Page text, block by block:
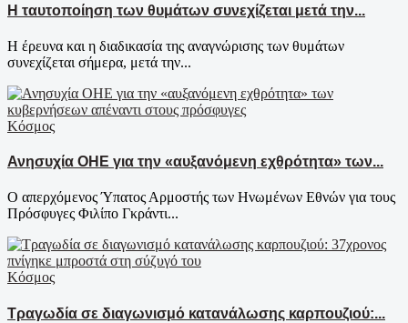
Η ταυτοποίηση των θυμάτων συνεχίζεται μετά την...
Η έρευνα και η διαδικασία της αναγνώρισης των θυμάτων
συνεχίζεται σήμερα, μετά την...
Κόσμος
Ανησυχία ΟΗΕ για την «αυξανόμενη εχθρότητα» των...
Ο απερχόμενος Ύπατος Αρμοστής των Ηνωμένων Εθνών για τους
Πρόσφυγες Φιλίπο Γκράντι...
Κόσμος
Τραγωδία σε διαγωνισμό κατανάλωσης καρπουζιού:...